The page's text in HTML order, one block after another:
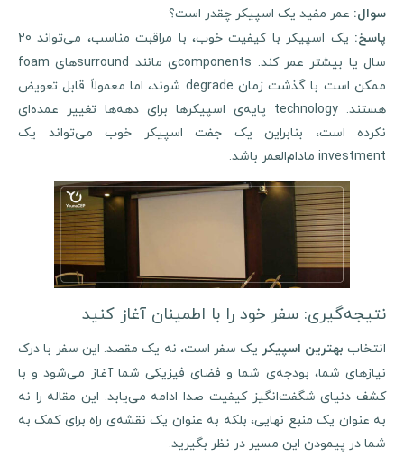
سوال:عمر مفید یک اسپیکر چقدر است؟
پاسخ:
یک اسپیکر با کیفیت خوب، با مراقبت مناسب، می‌تواند 20
سال یا بیشتر عمر کند. componentsی مانند surroundهای foam
ممکن است با گذشت زمان degrade شوند، اما معمولاً قابل تعویض
هستند. technology پایه‌ی اسپیکرها برای دهه‌ها تغییر عمده‌ای
نکرده است، بنابراین یک جفت اسپیکر خوب می‌تواند یک
investment مادام‌العمر باشد.
نتیجه‌گیری: سفر خود را با اطمینان آغاز کنید
انتخاببهترین اسپیکریک سفر است، نه یک مقصد. این سفر با درک
نیازهای شما، بودجه‌ی شما و فضای فیزیکی شما آغاز می‌شود و با
کشف دنیای شگفت‌انگیز کیفیت صدا ادامه می‌یابد. این مقاله را نه
به عنوان یک منبع نهایی، بلکه به عنوان یک نقشه‌ی راه برای کمک به
شما در پیمودن این مسیر در نظر بگیرید.